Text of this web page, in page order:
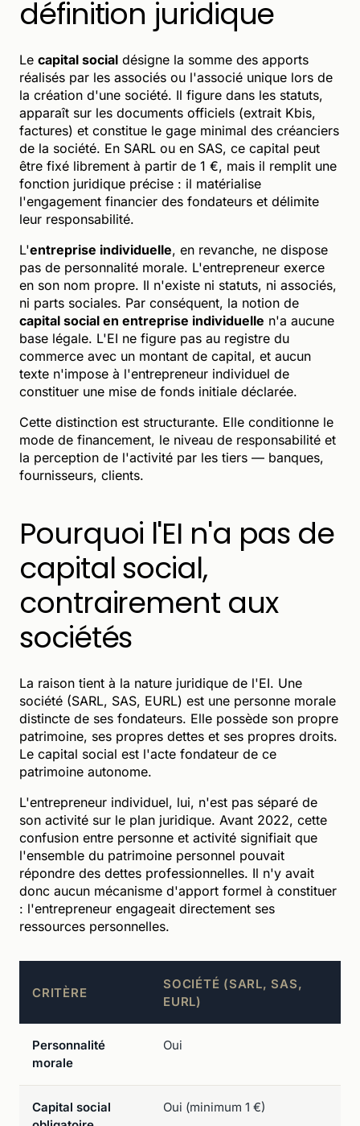
définition juridique
Le capital social désigne la somme des apports
réalisés par les associés ou l'associé unique lors de
la création d'une société. Il figure dans les statuts,
apparaît sur les documents officiels (extrait Kbis,
factures) et constitue le gage minimal des créanciers
de la société. En SARL ou en SAS, ce capital peut
être fixé librement à partir de 1 €, mais il remplit une
fonction juridique précise : il matérialise
l'engagement financier des fondateurs et délimite
leur responsabilité.
L'entreprise individuelle, en revanche, ne dispose
pas de personnalité morale. L'entrepreneur exerce
en son nom propre. Il n'existe ni statuts, ni associés,
ni parts sociales. Par conséquent, la notion de
capital social en entreprise individuelle n'a aucune
base légale. L'EI ne figure pas au registre du
commerce avec un montant de capital, et aucun
texte n'impose à l'entrepreneur individuel de
constituer une mise de fonds initiale déclarée.
Cette distinction est structurante. Elle conditionne le
mode de financement, le niveau de responsabilité et
la perception de l'activité par les tiers — banques,
fournisseurs, clients.
Pourquoi l'EI n'a pas de
capital social,
contrairement aux
sociétés
La raison tient à la nature juridique de l'EI. Une
société (SARL, SAS, EURL) est une personne morale
distincte de ses fondateurs. Elle possède son propre
patrimoine, ses propres dettes et ses propres droits.
Le capital social est l'acte fondateur de ce
patrimoine autonome.
L'entrepreneur individuel, lui, n'est pas séparé de
son activité sur le plan juridique. Avant 2022, cette
confusion entre personne et activité signifiait que
l'ensemble du patrimoine personnel pouvait
répondre des dettes professionnelles. Il n'y avait
donc aucun mécanisme d'apport formel à constituer
: l'entrepreneur engageait directement ses
ressources personnelles.
CRITÈRE
SOCIÉTÉ (SARL, SAS,
EURL)
Personnalité
morale
Oui
Capital social
Oui (minimum 1 €)